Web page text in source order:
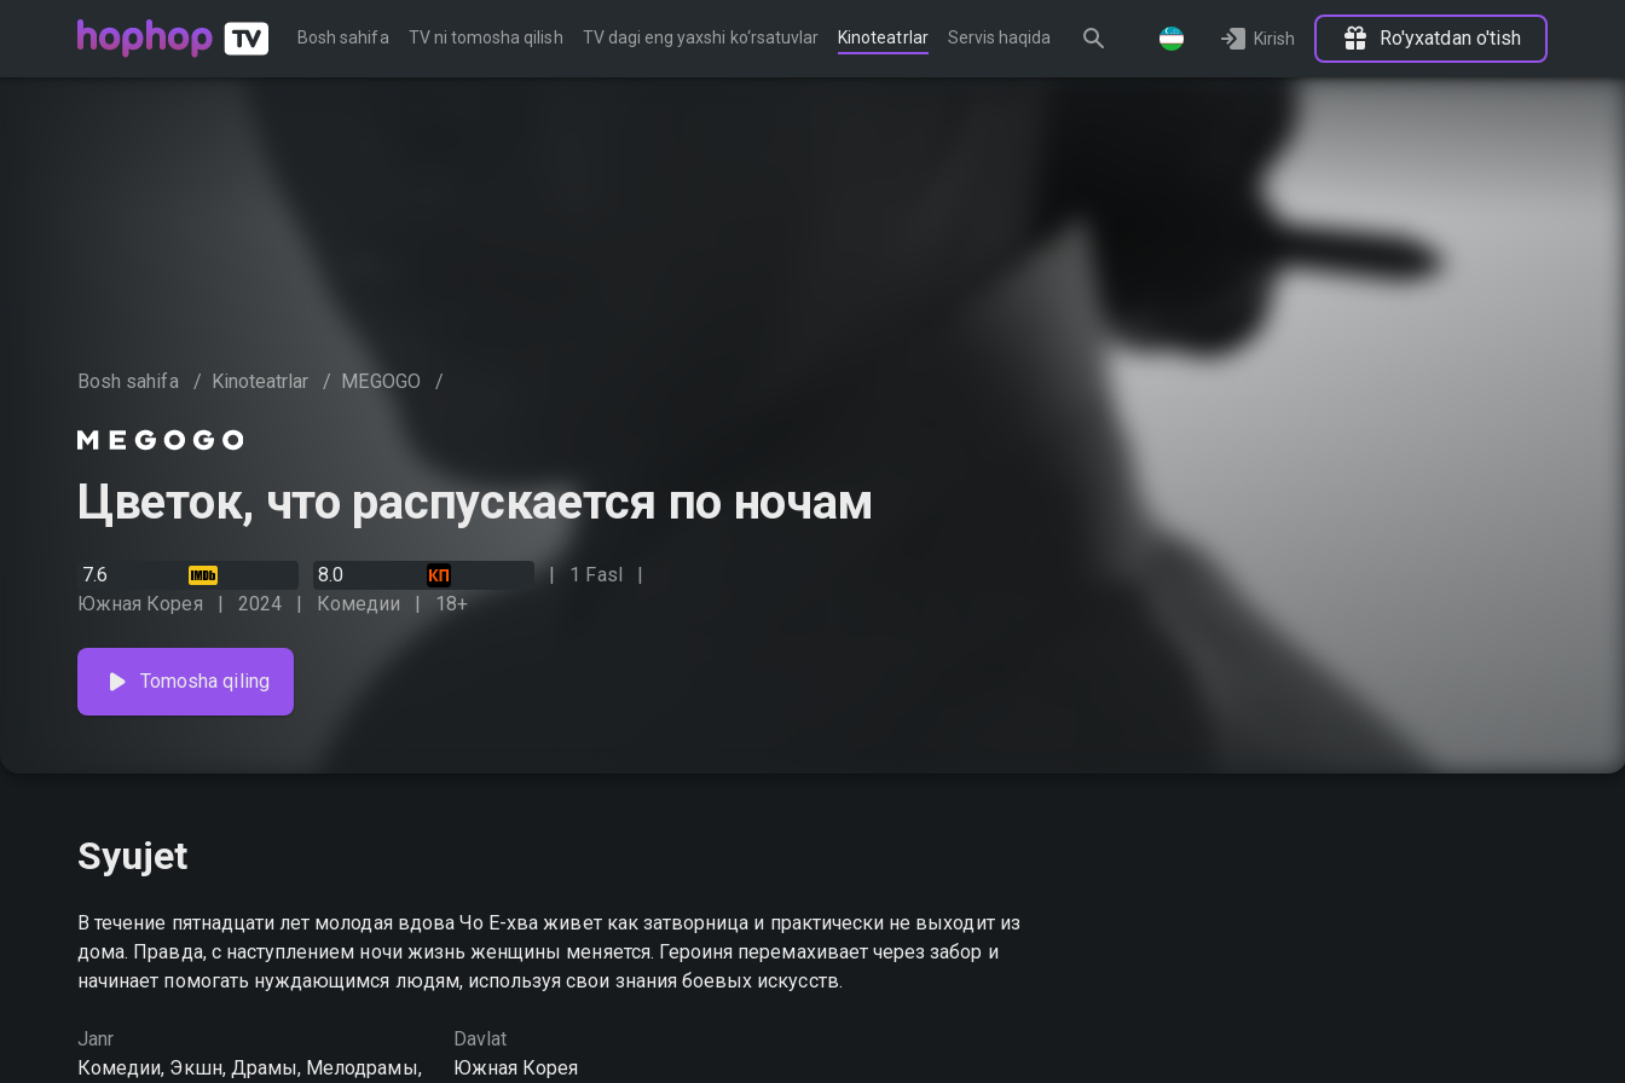
Bosh sahifa TV ni tomosha qilish TV dagi eng yaxshi ko‘rsatuvlar Kinoteatrlar Servis haqida Kirish Ro'yxatdan o'tish
Bosh sahifa / Kinoteatrlar / MEGOGO /
Цветок, что распускается по ночам
7.6 8.0
1 Fasl
Южная Корея
2024 Комедии 18+
Tomosha qiling
Syujet
В течение пятнадцати лет молодая вдова Чо Е-хва живет как затворница и практически не выходит из
дома. Правда, с наступлением ночи жизнь женщины меняется. Героиня перемахивает через забор и
начинает помогать нуждающимся людям, используя свои знания боевых искусств.
Janr
Комедии, Экшн, Драмы, Мелодрамы,
Davlat
Южная Корея